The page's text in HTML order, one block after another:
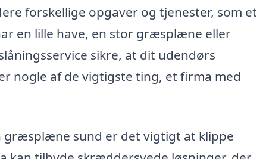
forskellige opgaver og tjenester, som et
en lille have, en stor græsplæne eller
sikre, at dit udendørs
nogle af de vigtigste ting, et firma med
græsplæne sund er det vigtigt at klippe